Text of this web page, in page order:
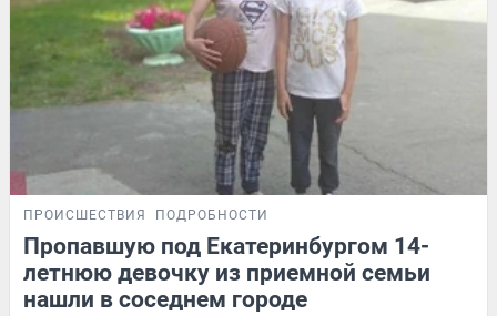
ПРОИСШЕСТВИЯ ПОДРОБНОСТИ
Пропавшую под Екатеринбургом 14-
летнюю девочку из приемной семьи
нашли в соседнем городе